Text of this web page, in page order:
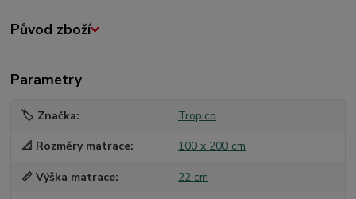
Původ zboží
Parametry
🏷️ Značka Tropico
📐 Rozměry matrace 100 x 200 cm
📏 Výška matrace 22 cm